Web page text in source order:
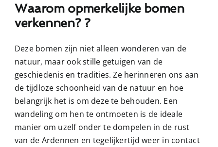
Waarom opmerkelijke bomen
verkennen? ?
Deze bomen zijn niet alleen wonderen van de
natuur, maar ook stille getuigen van de
geschiedenis en tradities. Ze herinneren ons aan
de tijdloze schoonheid van de natuur en hoe
belangrijk het is om deze te behouden. Een
wandeling om hen te ontmoeten is de ideale
manier om uzelf onder te dompelen in de rust
van de Ardennen en tegelijkertijd weer in contact